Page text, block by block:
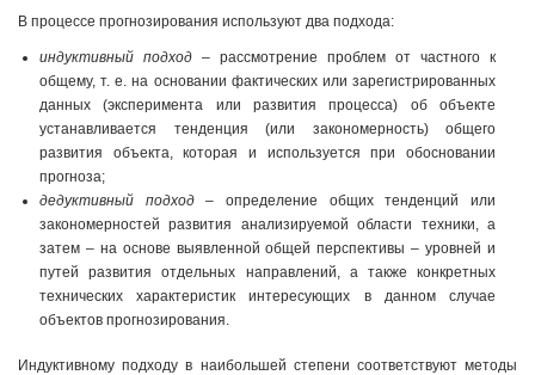
В процессе прогнозирования используют два подхода:
индуктивный подход – рассмотрение проблем от частного к
общему, т. е. на основании фактических или зарегистрированных
данных (эксперимента или развития процесса) об объекте
устанавливается тенденция (или закономерность) общего
развития объекта, которая и используется при обосновании
прогноза;
дедуктивный подход– определение общих тенденций или
закономерностей развития анализируемой области техники, а
затем – на основе выявленной общей перспективы – уровней и
путей развития отдельных направлений, а также конкретных
технических характеристик интересующих в данном случае
объектов прогнозирования.
Индуктивному подходу в наибольшей степени соответствуют методы